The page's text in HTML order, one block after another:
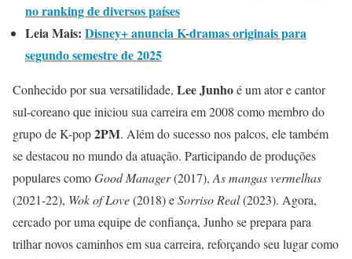
no ranking de diversos países
Leia Mais: Disney+ anuncia K-dramas originais para
segundo semestre de 2025
Conhecido por sua versatilidade, Lee Junhoé um ator e cantor
sul-coreano que iniciou sua carreira em 2008 como membro do
grupo de K-pop2PM. Além do sucesso nos palcos, ele também
se destacou no mundo da atuação. Participando de produções
populares comoGood Manager(2017), As mangas vermelhas
(2021-22), Wok of Love(2018) eSorriso Real(2023). Agora,
cercado por uma equipe de confiança, Junho se prepara para
trilhar novos caminhos em sua carreira, reforçando seu lugar como